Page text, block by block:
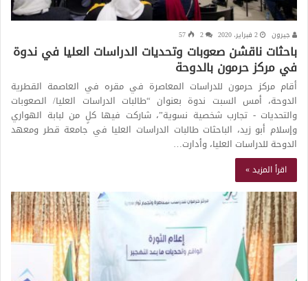
جيرون 2 فبراير، 2020 57
باحثات ناقشن صعوبات وتحديات الدراسات العليا في ندوة
في مركز حرمون بالدوحة
أقام مركز حرمون للدراسات المعاصرة في مقره في العاصمة القطرية
الدوحة، أمس السبت ندوة بعنوان “طالبات الدراسات العليا/ الصعوبات
والتحديات - تجارب شخصية نسوية”، شاركت فيها كلٍ من لبابة الهواري
وإسلام أبو زيد، الباحثات طالبات الدراسات العليا في جامعة قطر ومعهد
الدوحة للدراسات العليا، وأدارت…
اقرأ المزيد »